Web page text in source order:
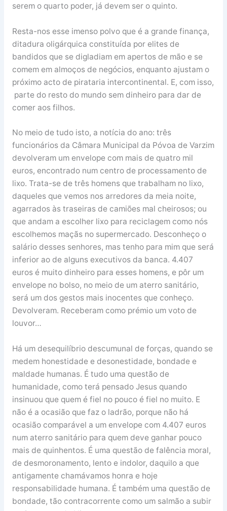
serem o quarto poder, já devem ser o quinto.
Resta-nos esse imenso polvo que é a grande finança,
ditadura oligárquica constituída por elites de
bandidos que se digladiam em apertos de mão e se
comem em almoços de negócios, enquanto ajustam o
próximo acto de pirataria intercontinental. E, com isso,
parte do resto do mundo sem dinheiro para dar de
comer aos filhos.
No meio de tudo isto, a notícia do ano: três
funcionários da Câmara Municipal da Póvoa de Varzim
devolveram um envelope com mais de quatro mil
euros, encontrado num centro de processamento de
lixo. Trata-se de três homens que trabalham no lixo,
daqueles que vemos nos arredores da meia noite,
agarrados às traseiras de camiões mal cheirosos; ou
que andam a escolher lixo para reciclagem como nós
escolhemos maçãs no supermercado. Desconheço o
salário desses senhores, mas tenho para mim que será
inferior ao de alguns executivos da banca. 4.407
euros é muito dinheiro para esses homens, e pôr um
envelope no bolso, no meio de um aterro sanitário,
será um dos gestos mais inocentes que conheço.
Devolveram. Receberam como prémio um voto de
louvor…
Há um desequilíbrio descumunal de forças, quando se
medem honestidade e desonestidade, bondade e
maldade humanas. É tudo uma questão de
humanidade, como terá pensado Jesus quando
insinuou que quem é fiel no pouco é fiel no muito. E
não é a ocasião que faz o ladrão, porque não há
ocasião comparável a um envelope com 4.407 euros
num aterro sanitário para quem deve ganhar pouco
mais de quinhentos. É uma questão de falência moral,
de desmoronamento, lento e indolor, daquilo a que
antigamente chamávamos honra e hoje
responsabilidade humana. É também uma questão de
bondade, tão contracorrente como um salmão a subir